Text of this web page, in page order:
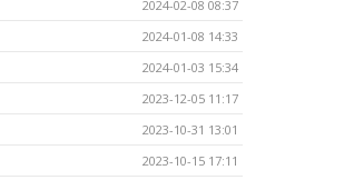
2024-02-08 08:37
2024-01-08 14:33
2024-01-03 15:34
2023-12-05 11:17
2023-10-31 13:01
2023-10-15 17:11